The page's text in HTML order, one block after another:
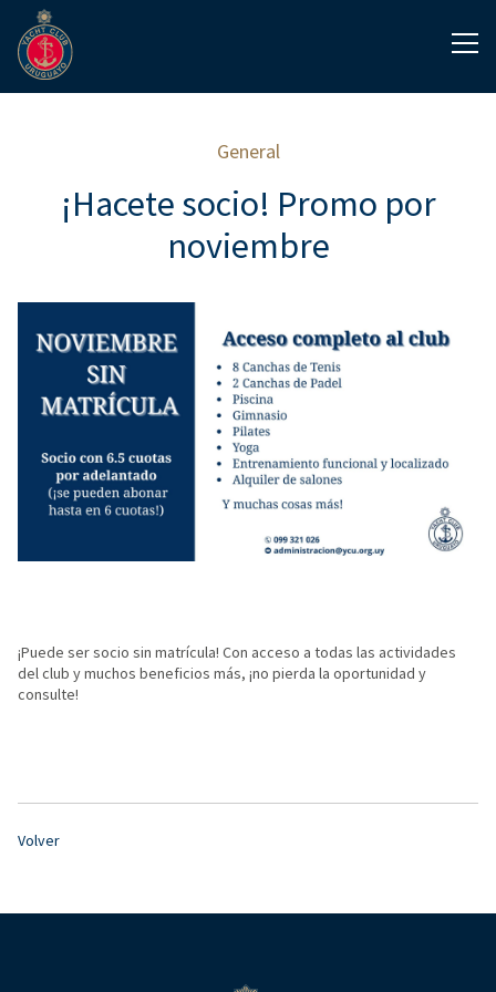
General
¡Hacete socio! Promo por
noviembre
¡Puede ser socio sin matrícula! Con acceso a todas las actividades
del club y muchos beneficios más, ¡no pierda la oportunidad y
consulte!
Volver